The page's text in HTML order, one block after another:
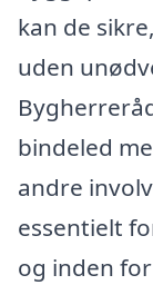
kan de
uden
bindeled
andre
essentielt
og inden